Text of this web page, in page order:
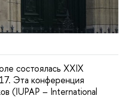
состоялась XXIX
Эта конференция
(IUPAP – International